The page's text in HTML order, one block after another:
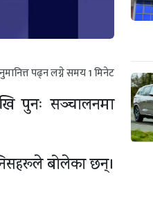
पढ्न लग्ने समय1मिनेट
पुनः सञ्चालनमा
बोलेका छन्।